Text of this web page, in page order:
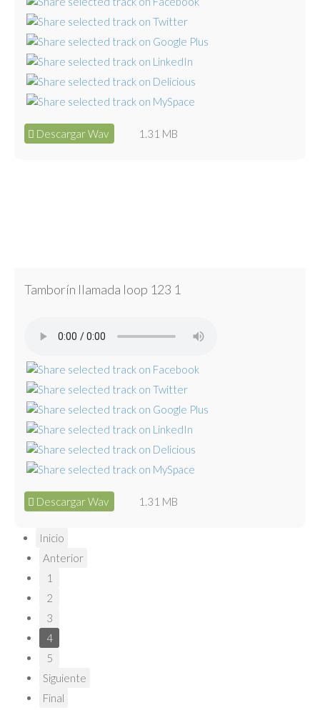
Descargar Wav 1.31 MB
Tamborín llamada loop 123 1
Descargar Wav 1.31 MB
Inicio
Anterior
1
2
3
4
5
Siguiente
Final